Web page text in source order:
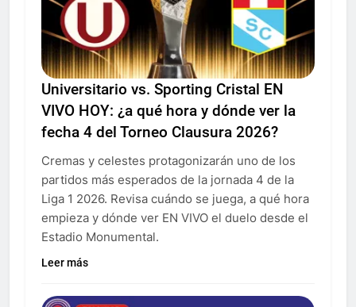
Universitario vs. Sporting Cristal EN
VIVO HOY: ¿a qué hora y dónde ver la
fecha 4 del Torneo Clausura 2026?
Cremas y celestes protagonizarán uno de los
partidos más esperados de la jornada 4 de la
Liga 1 2026. Revisa cuándo se juega, a qué hora
empieza y dónde ver EN VIVO el duelo desde el
Estadio Monumental.
Leer más